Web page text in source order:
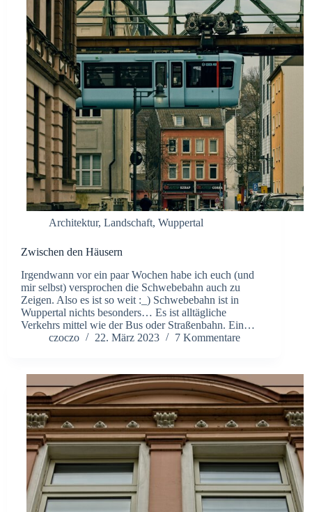
Architektur, Landschaft, Wuppertal
Zwischen den Häusern
Irgendwann vor ein paar Wochen habe ich euch (und
mir selbst) versprochen die Schwebebahn auch zu
Zeigen. Also es ist so weit :_) Schwebebahn ist in
Wuppertal nichts besonders… Es ist alltägliche
Verkehrs mittel wie der Bus oder Straßenbahn. Ein…
czoczo
22. März 2023 7 Kommentare